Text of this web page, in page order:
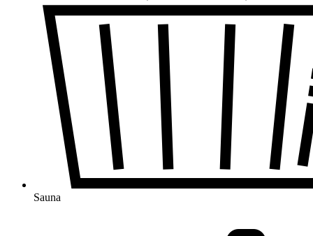
Sauna